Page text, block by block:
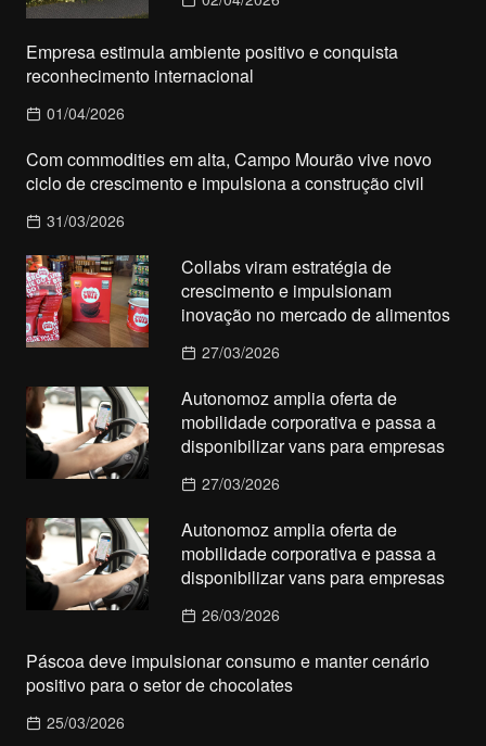
Empresa estimula ambiente positivo e conquista
reconhecimento internacional
01/04/2026
Com commodities em alta, Campo Mourão vive novo
ciclo de crescimento e impulsiona a construção civil
31/03/2026
Collabs viram estratégia de
crescimento e impulsionam
inovação no mercado de alimentos
27/03/2026
Autonomoz amplia oferta de
mobilidade corporativa e passa a
disponibilizar vans para empresas
27/03/2026
Autonomoz amplia oferta de
mobilidade corporativa e passa a
disponibilizar vans para empresas
26/03/2026
Páscoa deve impulsionar consumo e manter cenário
positivo para o setor de chocolates
25/03/2026